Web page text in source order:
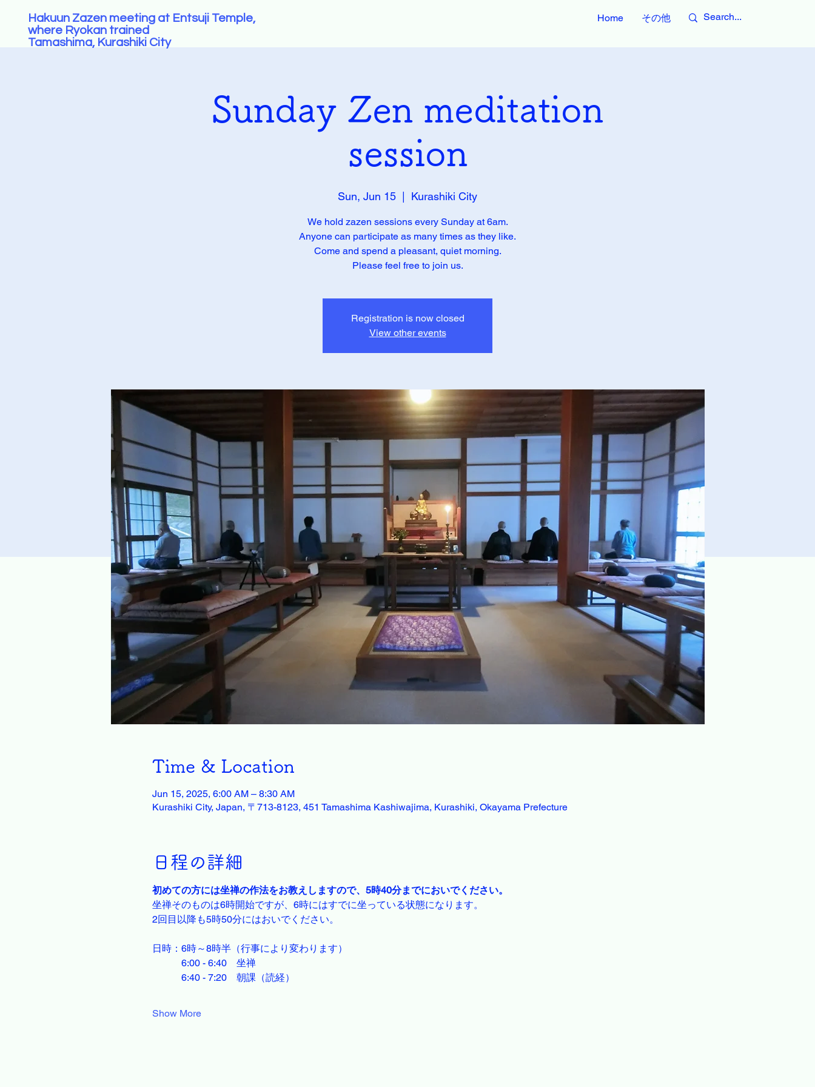
Hakuun Zazen meeting at Entsuji Temple,
where Ryokan trained
Tamashima, Kurashiki City
Home その他
Sunday Zen meditation
session
Sun, Jun 15 Kurashiki City
We hold zazen sessions every Sunday at 6am.
Anyone can participate as many times as they like.
Come and spend a pleasant, quiet morning.
Please feel free to join us.
Registration is now closed
View other events
Time & Location
Jun 15, 2025, 6:00 AM – 8:30 AM
Kurashiki City, Japan, 〒713-8123, 451 Tamashima Kashiwajima, Kurashiki, Okayama Prefecture
日程の詳細
初めての方には坐禅の作法をお教えしますので、5時40分までにおいでください。
坐禅そのものは6時開始ですが、6時にはすでに坐っている状態になります。
2回目以降も5時50分にはおいでください。
日時：6時～8時半（行事により変わります）
6:00 - 6:40　坐禅
6:40 - 7:20　朝課（読経）
Show More